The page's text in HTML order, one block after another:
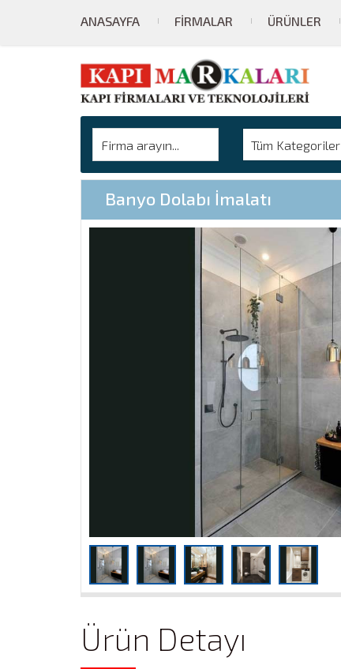
ANASAYFA FIRMALAR ÜRÜNLER
Tüm Kategoriler
Banyo Dolabı İmalatı
Ürün Detayı